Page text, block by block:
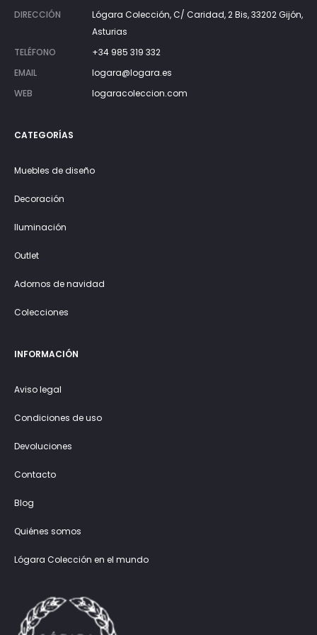
DIRECCIÓN
Lógara Colección, C/ Caridad, 2 Bis, 33202 Gijón,
Asturias
TELÉFONO
+34 985 319 332
EMAIL
logara@logara.es
WEB
logaracoleccion.com
CATEGORÍAS
Muebles de diseño
Decoración
Iluminación
Outlet
Adornos de navidad
Colecciones
INFORMACIÓN
Aviso legal
Condiciones de uso
Devoluciones
Contacto
Blog
Quiénes somos
Lógara Colección en el mundo